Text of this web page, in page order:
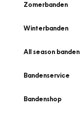
Zomerbanden
Winterbanden
All season banden
Bandenservice
Bandenshop